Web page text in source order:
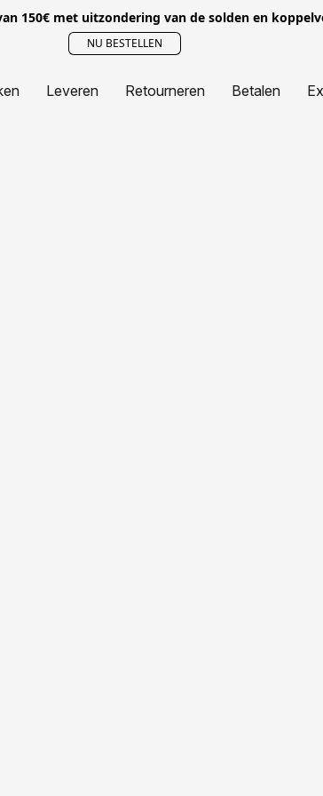
150€ met uitzondering van de solden en
NU BESTELLEN
Leveren Retourneren Betalen